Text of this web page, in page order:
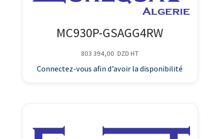
MC930P-GSAGG4RW
803 394,00 DZD HT
Connectez-vous afin d’avoir la disponibilité